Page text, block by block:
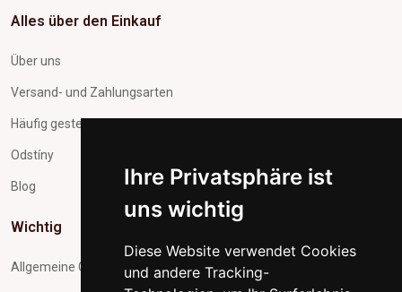
Ihre Privatsphäre ist
uns wichtig
Diese Website verwendet Cookies
und andere Tracking-
Alles über den Einkauf
Über uns
Versand- und Zahlungsarten
Häufig gestellte Fragen
Odstíny
Blog
Wichtig
Allgemeine Geschäftsbedingungen